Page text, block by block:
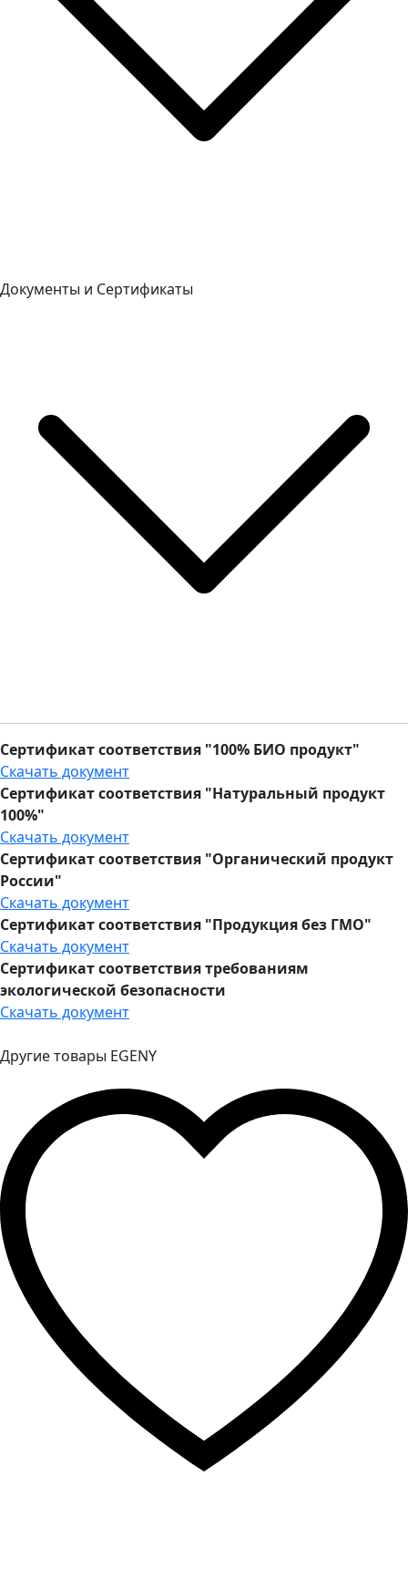
Документы и Сертификаты
Сертификат соответствия "100% БИО продукт"
Скачать документ
Сертификат соответствия "Натуральный продукт
100%"
Скачать документ
Сертификат соответствия "Органический продукт
России"
Скачать документ
Сертификат соответствия "Продукция без ГМО"
Скачать документ
Сертификат соответствия требованиям
экологической безопасности
Скачать документ
Другие товары EGENY